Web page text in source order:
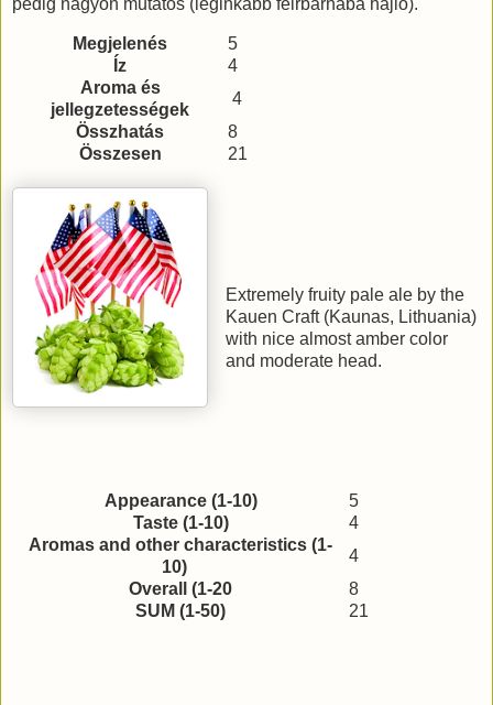
pedig nagyon mutatós (leginkább félrbarnába hajló).
Megjelenés
5
Íz
4
Aroma és
jellegzetességek
4
Összhatás
8
Összesen
21
Extremely fruity pale ale by the
Kauen Craft (Kaunas, Lithuania)
with nice almost amber color
and moderate head.
Appearance (1-10)
5
Taste (1-10)
4
Aromas and other characteristics (1-
10)
4
Overall (1-20
8
SUM (1-50)
21